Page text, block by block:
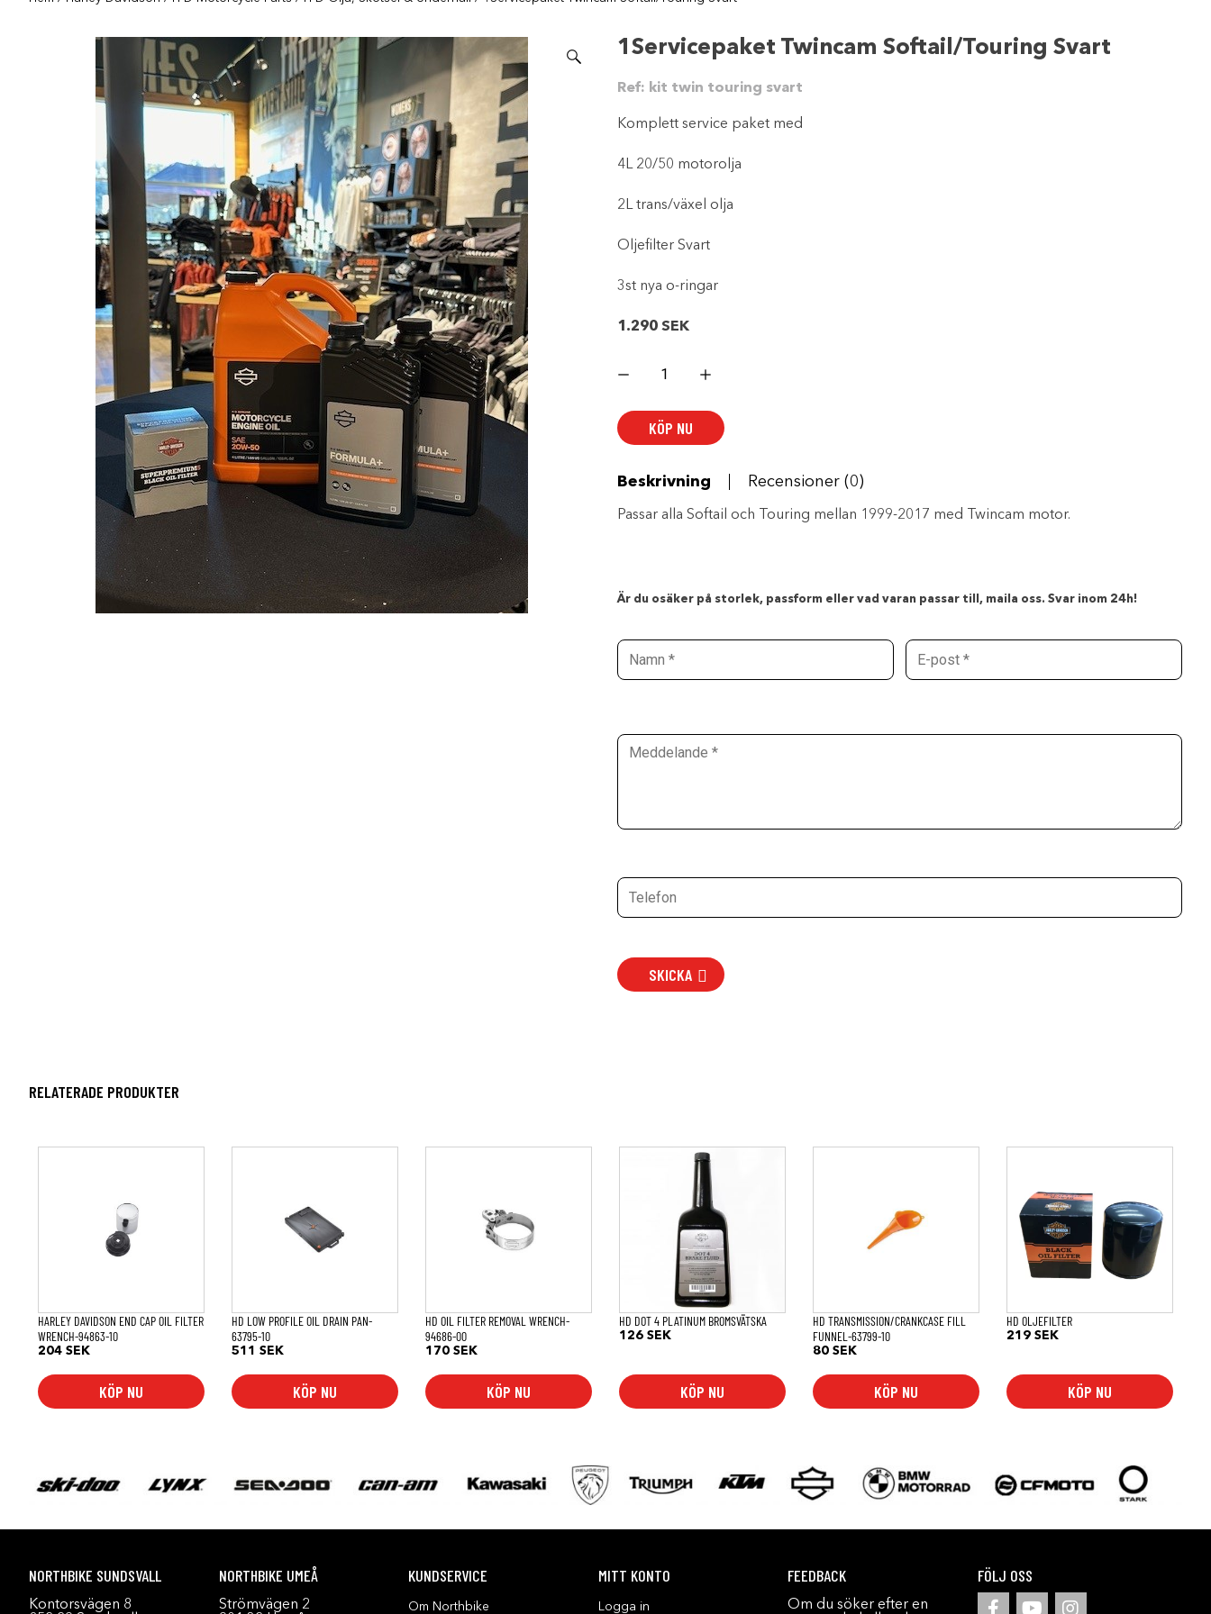
1Servicepaket Twincam Softail/Touring Svart
Ref: kit twin touring svart
Komplett service paket med
4L 20/50 motorolja
2L trans/växel olja
Oljefilter Svart
3st nya o-ringar
1.290 SEK
Twincam
mängd
KÖP NU
Beskrivning Recensioner (0)
Passar alla Softail och Touring mellan 1999-2017 med Twincam motor.
Är du osäker på storlek, passform eller vad varan passar till, maila oss. Svar inom 24h!
SKICKA
RELATERADE PRODUKTER
HARLEY DAVIDSON END CAP OIL FILTER
WRENCH-94863-10
204 SEK
KÖP NU
HD LOW PROFILE OIL DRAIN PAN-
63795-10
511SEK
KÖP NU
HD OIL FILTER REMOVAL WRENCH-
94686-00
170SEK
KÖP NU
HD DOT 4 PLATINUM BROMSVÄTSKA
126SEK
KÖP NU
HD TRANSMISSION/CRANKCASE FILL
FUNNEL-63799-10
80SEK
KÖP NU
HD OLJEFILTER
219SEK
KÖP NU
NORTHBIKE SUNDSVALL
Kontorsvägen 8
NORTHBIKE UMEÅ
Strömvägen 2
KUNDSERVICE
Om Northbike
MITT KONTO
Logga in
FEEDBACK
Om du söker efter en
FÖLJ OSS